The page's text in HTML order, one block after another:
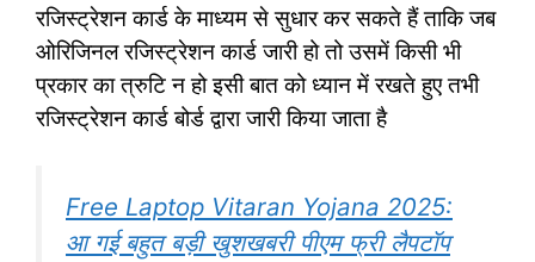
रजिस्ट्रेशन कार्ड के माध्यम से सुधार कर सकते हैं ताकि जब
ओरिजिनल रजिस्ट्रेशन कार्ड जारी हो तो उसमें किसी भी
प्रकार का त्रुटि न हो इसी बात को ध्यान में रखते हुए तभी
रजिस्ट्रेशन कार्ड बोर्ड द्वारा जारी किया जाता है
Free Laptop Vitaran Yojana 2025:
आ गई बहुत बड़ी खुशखबरी पीएम फ्री लैपटॉप